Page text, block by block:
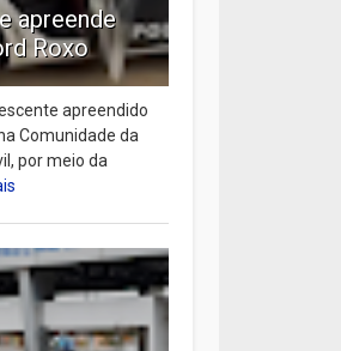
apreende
Roxo
apreendido
Comunidade da
por meio da